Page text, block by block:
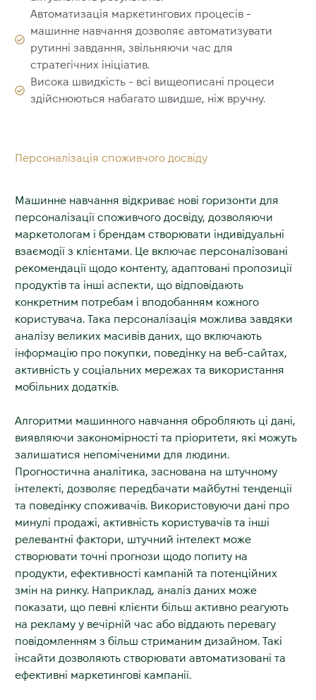
Автоматизація маркетингових процесів -
машинне навчання дозволяє автоматизувати
рутинні завдання, звільняючи час для
стратегічних ініціатив.
Висока швидкість - всі вищеописані процеси
здійснюються набагато швидше, ніж вручну.
Персоналізація споживчого досвіду
Машинне навчання відкриває нові горизонти для
персоналізації споживчого досвіду, дозволяючи
маркетологам і брендам створювати індивідуальні
взаємодії з клієнтами. Це включає персоналізовані
рекомендації щодо контенту, адаптовані пропозиції
продуктів та інші аспекти, що відповідають
конкретним потребам і вподобанням кожного
користувача. Така персоналізація можлива завдяки
аналізу великих масивів даних, що включають
інформацію про покупки, поведінку на веб-сайтах,
активність у соціальних мережах та використання
мобільних додатків.
Алгоритми машинного навчання обробляють ці дані,
виявляючи закономірності та пріоритети, які можуть
залишатися непоміченими для людини.
Прогностична аналітика, заснована на штучному
інтелекті, дозволяє передбачати майбутні тенденції
та поведінку споживачів. Використовуючи дані про
минулі продажі, активність користувачів та інші
релевантні фактори, штучний інтелект може
створювати точні прогнози щодо попиту на
продукти, ефективності кампаній та потенційних
змін на ринку. Наприклад, аналіз даних може
показати, що певні клієнти більш активно реагують
на рекламу у вечірній час або віддають перевагу
повідомленням з більш стриманим дизайном. Такі
інсайти дозволяють створювати автоматизовані та
ефективні маркетингові кампанії.